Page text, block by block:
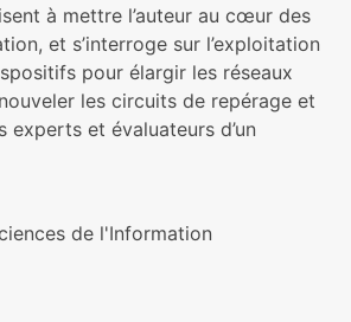
à mettre l’auteur au cœur des
et s’interroge sur l’exploitation
pour élargir les réseaux
les circuits de repérage et
et évaluateurs d’un
de l'Information